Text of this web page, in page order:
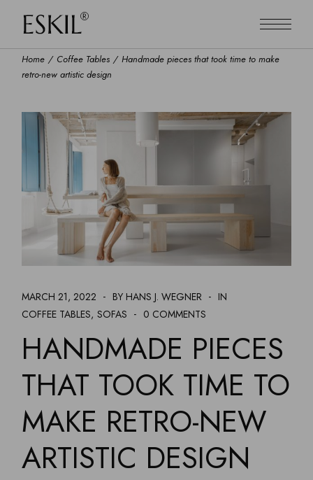
Home Coffee Tables
Handmade pieces that took time to make
retro-new artistic design
MARCH 21, 2022 BY HANS J. WEGNER
IN
COFFEE TABLES SOFAS 0 COMMENTS
HANDMADE PIECES
THAT TOOK TIME TO
MAKE RETRO-NEW
ARTISTIC DESIGN